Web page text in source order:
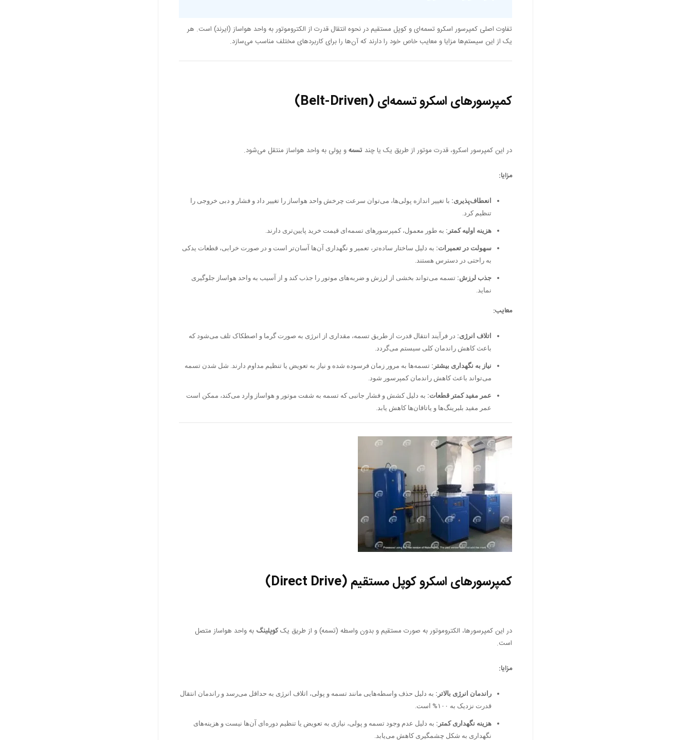
تفاوت اصلی کمپرسور اسکرو تسمه‌ای و کوپل مستقیم در نحوه انتقال قدرت از الکتروموتور به واحد هواساز (ایرند) است. هر
یک از این سیستم‌ها مزایا و معایب خاص خود را دارند که آن‌ها را برای کاربردهای مختلف مناسب می‌سازد.
کمپرسورهای اسکرو تسمه‌ای (Belt-Driven)
در این کمپرسور اسکرو، قدرت موتور از طریق یک یا چند تسمهو پولی به واحد هواساز منتقل می‌شود.
مزایا:
انعطاف‌پذیری: با تغییر اندازه پولی‌ها، می‌توان سرعت چرخش واحد هواساز را تغییر داد و فشار و دبی خروجی را
تنظیم کرد.
هزینه اولیه کمتر: به طور معمول، کمپرسورهای تسمه‌ای قیمت خرید پایین‌تری دارند.
سهولت در تعمیرات: به دلیل ساختار ساده‌تر، تعمیر و نگهداری آن‌ها آسان‌تر است و در صورت خرابی، قطعات یدکی
به راحتی در دسترس هستند.
جذب لرزش: تسمه می‌تواند بخشی از لرزش و ضربه‌های موتور را جذب کند و از آسیب به واحد هواساز جلوگیری
نماید.
معایب:
اتلاف انرژی: در فرآیند انتقال قدرت از طریق تسمه، مقداری از انرژی به صورت گرما و اصطکاک تلف می‌شود که
باعث کاهش راندمان کلی سیستم می‌گردد.
نیاز به نگهداری بیشتر: تسمه‌ها به مرور زمان فرسوده شده و نیاز به تعویض یا تنظیم مداوم دارند. شل شدن تسمه
می‌تواند باعث کاهش راندمان کمپرسور شود.
عمر مفید کمتر قطعات: به دلیل کشش و فشار جانبی که تسمه به شفت موتور و هواساز وارد می‌کند، ممکن است
عمر مفید بلبرینگ‌ها و یاتاقان‌ها کاهش یابد.
کمپرسورهای اسکرو کوپل مستقیم (Direct Drive)
در این کمپرسورها، الکتروموتور به صورت مستقیم و بدون واسطه (تسمه) و از طریق یککوپلینگ به واحد هواساز متصل
است.
مزایا:
راندمان انرژی بالاتر: به دلیل حذف واسطه‌هایی مانند تسمه و پولی، اتلاف انرژی به حداقل می‌رسد و راندمان انتقال
قدرت نزدیک به ۱۰۰% است.
هزینه نگهداری کمتر: به دلیل عدم وجود تسمه و پولی، نیازی به تعویض یا تنظیم دوره‌ای آن‌ها نیست و هزینه‌های
نگهداری به شکل چشمگیری کاهش می‌یابد.